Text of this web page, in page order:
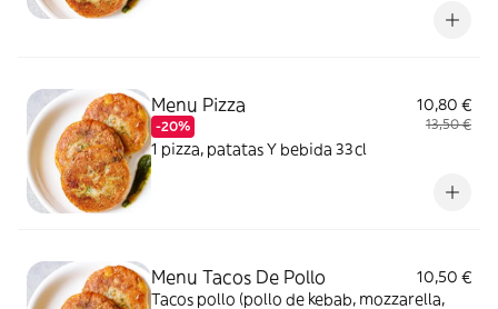
Menu Pizza
-20%
10,80 €
13,50 €
1 pizza, patatas Y bebida 33cl
Menu Tacos De Pollo
10,50 €
Tacos pollo (pollo de kebab, mozzarella,